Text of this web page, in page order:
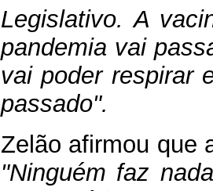
Legislativo. A
pandemia vai
vai poder respirar
passado".
Zelão afirmou que
"Ninguém faz